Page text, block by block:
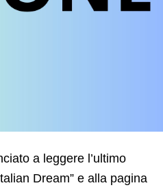
a leggere l’ultimo
Dream” e alla pagina